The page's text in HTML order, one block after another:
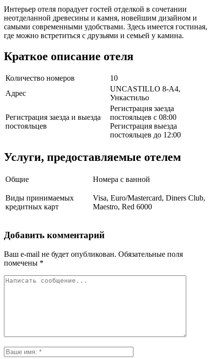
Интерьер отеля порадует гостей отделкой в сочетании
неотделанной древесины и камня, новейшим дизайном и
самыми современными удобствами. Здесь имеется гостиная,
где можно встретиться с друзьями и семьей у камина.
Краткое описание отеля
Количество номеров
10
Адрес
UNCASTILLO 8-A4,
Ункастильо
Регистрация заезда и выезда
постояльцев
Регистрация заезда
постояльцев с 08:00
Регистрация выезда
постояльцев до 12:00
Услуги, предоставляемые отелем
Общие Номера с ванной
Виды принимаемых
кредитных карт
Visa, Euro/Mastercard, Diners Club,
Maestro, Red 6000
Добавить комментарий
Ваш e-mail не будет опубликован. Обязательные поля
помечены *